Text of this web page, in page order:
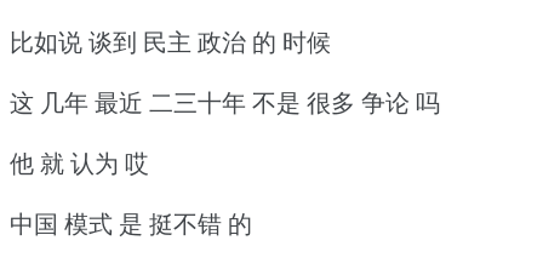
比如说 谈到 民主 政治 的 时候
这 几年 最近 二三十年 不是 很多 争论 吗
他 就 认为 哎
中国 模式 是 挺不错 的